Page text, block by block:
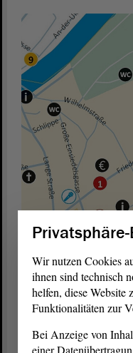
Wir nutzen Cookies
ihnen sind technisch
helfen, diese Website
Funktionalitäten zur
Bei Anzeige von
einer